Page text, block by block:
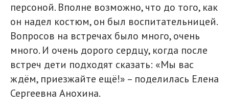
персоной. Вполне возможно, что до того, как
он надел костюм, он был воспитательницей.
Вопросов на встречах было много, очень
много. И очень дорого сердцу, когда после
встреч дети подходят сказать: «Мы вас
ждём, приезжайте ещё!» – поделилась Елена
Сергеевна Анохина.